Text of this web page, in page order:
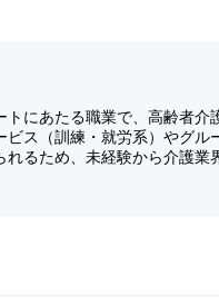
にあたる職業で、高齢者介
ス（訓練・就労系）やグ
るため、未経験から介護業